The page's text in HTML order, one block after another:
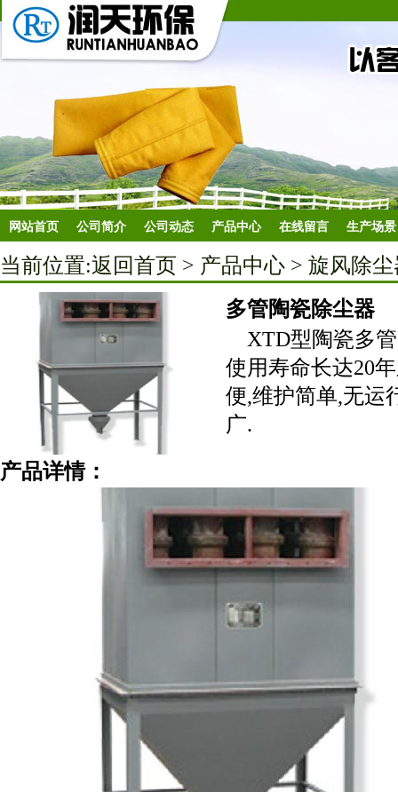
网站首页 公司简介 公司动态 产品中心 在线留言 生产场景
当前位置:返回首页 > 产品中心 > 旋风除尘
多管陶瓷除尘器
XTD型陶瓷多
使用寿命长达20
便,维护简单,无运
广.
产品详情：